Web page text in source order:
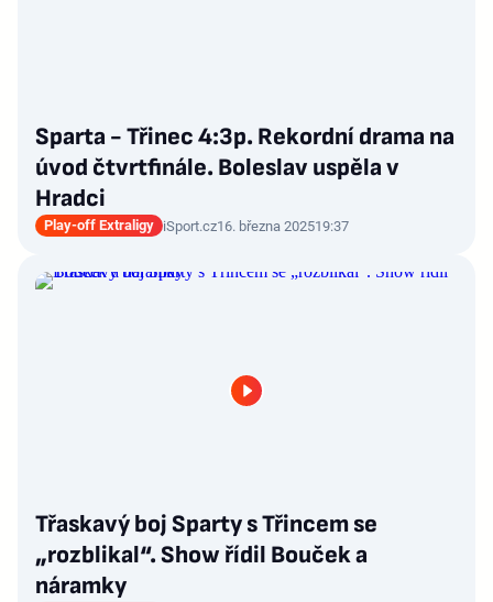
Sparta - Třinec 4:3p. Rekordní drama na
úvod čtvrtfinále. Boleslav uspěla v
Hradci
Play-off Extraligy iSport.cz16. března 202519:37
Třaskavý boj Sparty s Třincem se
„rozblikal“. Show řídil Bouček a
náramky